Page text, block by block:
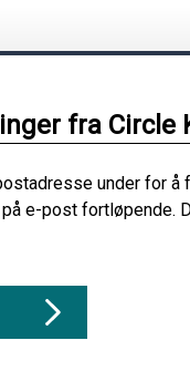
fra Circle
under for å
e-post fortløpende.